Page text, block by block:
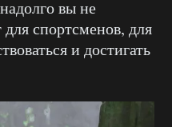
вы не
спортсменов, для
и достигать